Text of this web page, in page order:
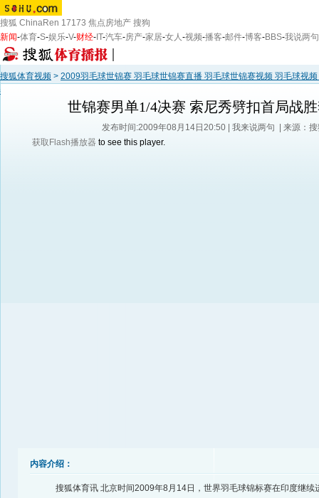
搜狐 ChinaRen 17173 焦点房地产 搜狗
新闻-体育-S-娱乐-V-财经- IT-汽车-房产-家居-女人-视频-播客-邮件-博客-BBS-我说两句
搜狐体育视频 > 2009羽毛球世锦赛 羽毛球世锦赛直播 羽毛球世锦赛视频 羽毛球视
春来
世锦赛男单1/4决赛 索尼秀劈扣首局战
发布时间:2009年08月14日20:50 | 我来说两句
| 来源：
获取Flash播放器 to see this player.
内容介绍：
搜狐体育讯 北京时间2009年8月14日，世界羽毛球锦标赛在印度继续